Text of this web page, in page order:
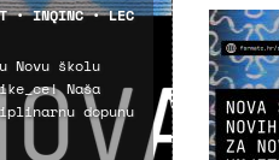
2025 -
•INQINC•LEC
Novu školu
Naša
dopunu